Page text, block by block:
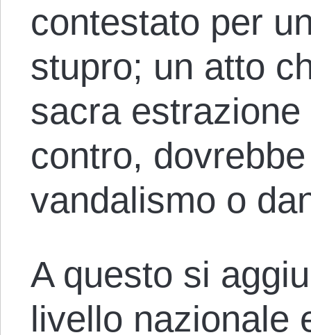
contestato per
stupro; un atto
sacra
contro,
vandalismo o
A questo si
livello nazionale